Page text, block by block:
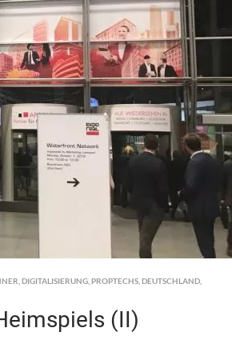
DIGITALISIERUNG PROPTECHS DEUTSCHLAND
(II)